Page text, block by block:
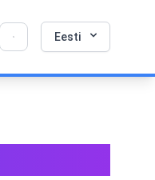
Eesti
meil seda veel